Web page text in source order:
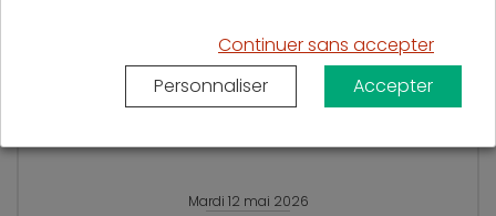
investissement locatif à Paris
Mardi 12 mai 2026
Continuer sans accepter
Personnaliser
Accepter